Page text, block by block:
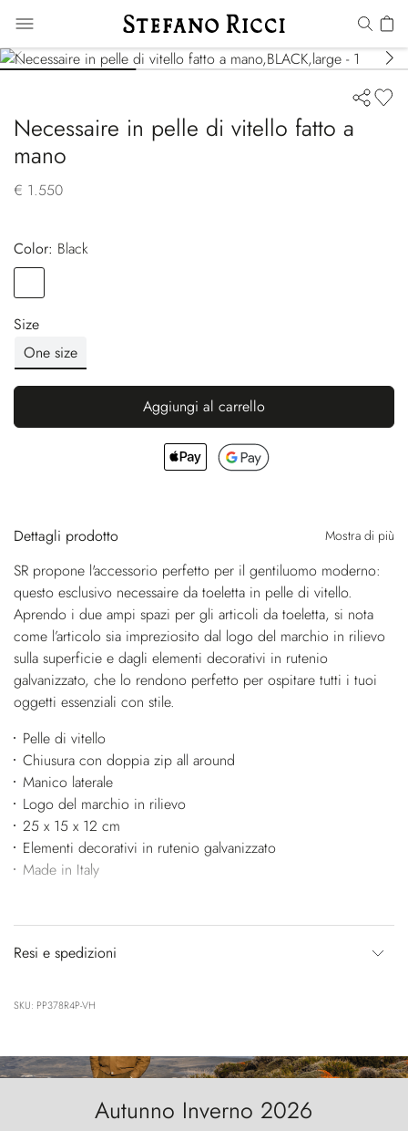
Necessaire in pelle di vitello fatto a
mano
€ 1.550
Color:
black
Size
One size
Aggiungi al carrello
Dettagli prodotto Mostra di più
SR propone l'accessorio perfetto per il gentiluomo moderno:
questo esclusivo necessaire da toeletta in pelle di vitello.
Aprendo i due ampi spazi per gli articoli da toeletta, si nota
come l’articolo sia impreziosito dal logo del marchio in rilievo
sulla superficie e dagli elementi decorativi in rutenio
galvanizzato, che lo rendono perfetto per ospitare tutti i tuoi
oggetti essenziali con stile.
Pelle di vitello
Chiusura con doppia zip all around
Manico laterale
Logo del marchio in rilievo
25 x 15 x 12 cm
Elementi decorativi in rutenio galvanizzato
Made in Italy
Resi e spedizioni
SKU: PP378R4P-VH
Autunno Inverno 2026